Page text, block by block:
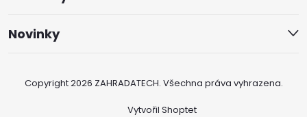
Novinky
Vytvořil Shoptet
Copyright 2026 ZAHRADATECH. Všechna práva vyhrazena.